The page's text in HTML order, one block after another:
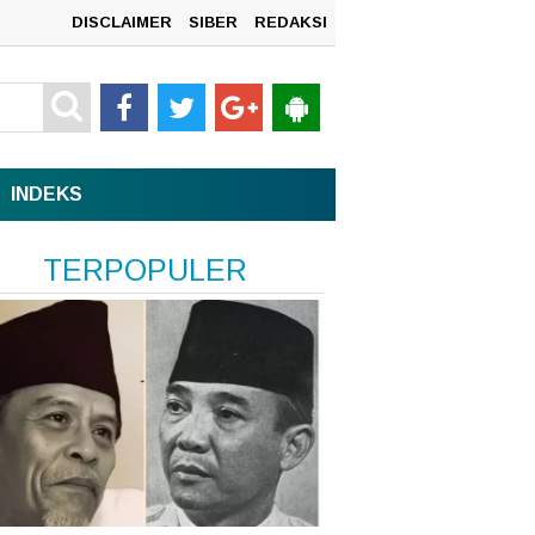
REDAKSI
SIBER
DISCLAIMER
INDEKS
TERPOPULER